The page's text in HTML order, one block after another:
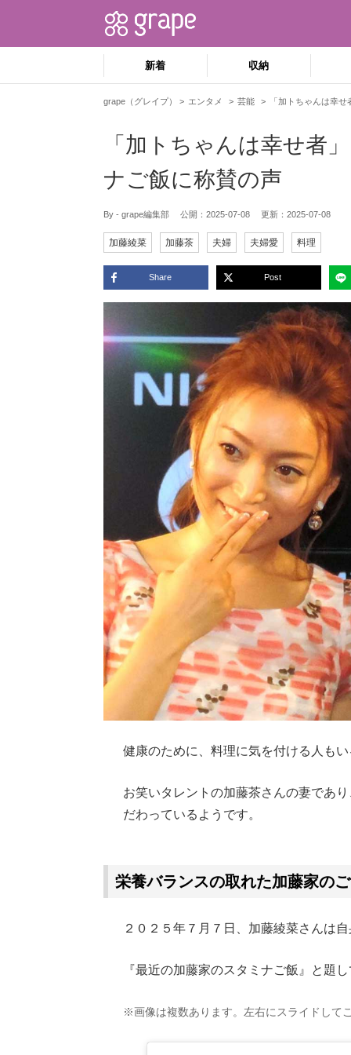
新着 収納
grape（グレイプ） エンタメ 芸能 「加トちゃんは幸
「加トちゃんは幸せ者
ナご飯に称賛の声
By - grape編集部 公開： 2025-07-08 更新： 2025-07-08
加藤綾菜 加藤茶 夫婦 夫婦愛 料理
Share Post
健康のために、料理に気を付ける人も
お笑いタレントの加藤茶さんの妻であ
だわっているようです。
栄養バランスの取れた加藤家の
２０２５年７月７日、加藤綾菜さんは
『最近の加藤家のスタミナご飯』と題
※画像は複数あります。左右にスライドして